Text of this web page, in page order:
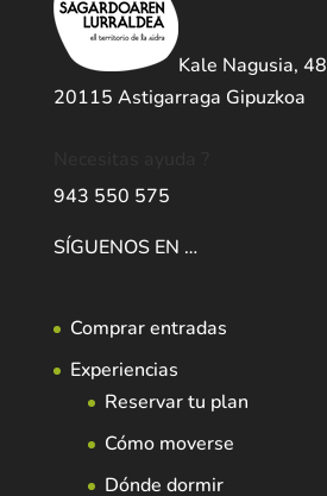
Kale Nagusia, 48
20115 Astigarraga Gipuzkoa
943 550 575
SÍGUENOS EN …
Comprar entradas
Experiencias
Reservar tu plan
Cómo moverse
Dónde dormir